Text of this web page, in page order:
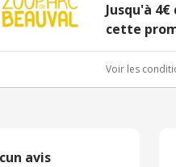
Jusqu'à
cette
Voir les
avis